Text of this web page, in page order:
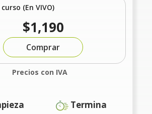
(En VIVO)
$1,190
Comprar
Precios con IVA
Termina